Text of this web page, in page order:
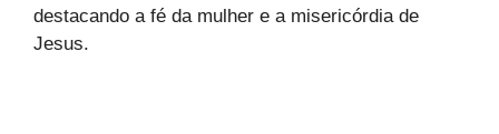
destacando a fé da mulher e a misericórdia de
Jesus.